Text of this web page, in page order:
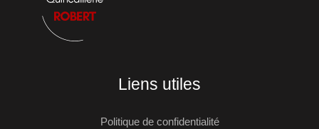
Liens utiles
Politique de confidentialité